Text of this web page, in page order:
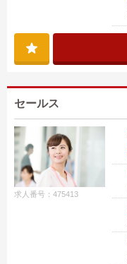
セールス
求人番号：475413